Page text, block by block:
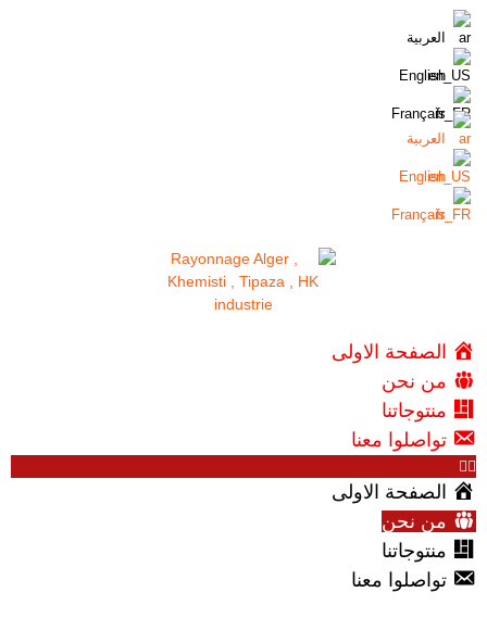
العربية
English
Français
العربية
English
Français
الصفحة الاولى
من نحن
منتوجاتنا
تواصلوا معنا
الصفحة الاولى
من نحن
منتوجاتنا
تواصلوا معنا